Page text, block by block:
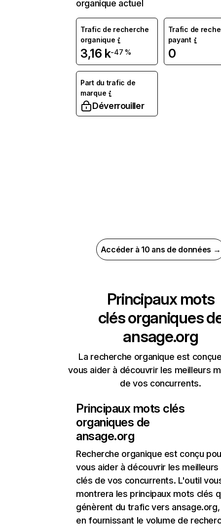
organique actuel
Trafic de recherche
organique
3,16 k-47 %
Trafic de
payant
0
Part du trafic de
marque
Déverrouiller
Accéder à 10 ans de données →
Principaux mots
clés organiques
ansage.org
La recherche organique est
vous aider à découvrir les meilleurs
de vos concurrents.
Principaux mots clés
organiques de
ansage.org
Recherche organique est conçu
vous aider à découvrir les
clés de vos concurrents. L'outil
montrera les principaux mots clés
génèrent du trafic vers
en fournissant le volume de